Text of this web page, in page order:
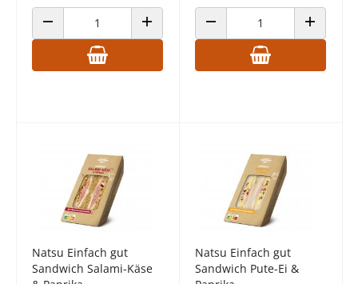
ANZAHL VERRINGERN ANZAHL ERHÖHENANZAHL VERRINGERN ANZAHL
Natsu Einfach gut
Sandwich Salami-Käse
Natsu Einfach gut
Sandwich Pute-Ei &